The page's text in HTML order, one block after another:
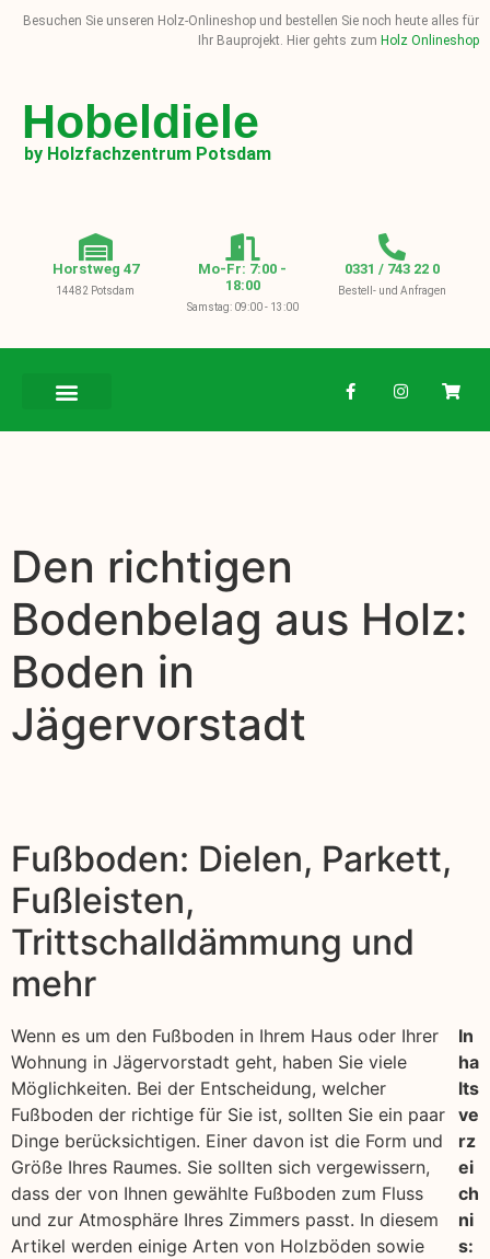
Besuchen Sie unseren Holz-Onlineshop und bestellen Sie noch heute alles für
Ihr Bauprojekt. Hier gehts zum Holz Onlineshop
Hobeldiele
by Holzfachzentrum Potsdam
Horstweg 47
14482 Potsdam
Mo-Fr: 7:00 -
18:00
Samstag: 09:00 - 13:00
0331 / 743 22 0
Bestell- und Anfragen
Den richtigen
Bodenbelag aus Holz:
Boden in
Jägervorstadt
Fußboden: Dielen, Parkett,
Fußleisten,
Trittschalldämmung und
mehr
Wenn es um den Fußboden in Ihrem Haus oder Ihrer
Wohnung in Jägervorstadt geht, haben Sie viele
Möglichkeiten. Bei der Entscheidung, welcher
Fußboden der richtige für Sie ist, sollten Sie ein paar
Dinge berücksichtigen. Einer davon ist die Form und
Größe Ihres Raumes. Sie sollten sich vergewissern,
dass der von Ihnen gewählte Fußboden zum Fluss
und zur Atmosphäre Ihres Zimmers passt. In diesem
Artikel werden einige Arten von Holzböden sowie
In
ha
lts
ve
rz
ei
ch
ni
s: